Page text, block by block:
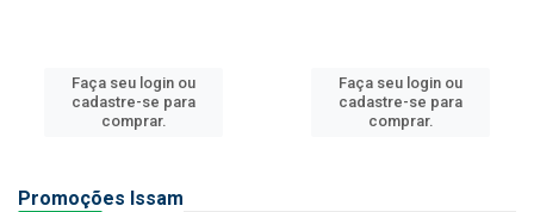
Faça seu login ou
cadastre-se para
comprar.
Faça seu login ou
cadastre-se para
comprar.
Promoções Issam